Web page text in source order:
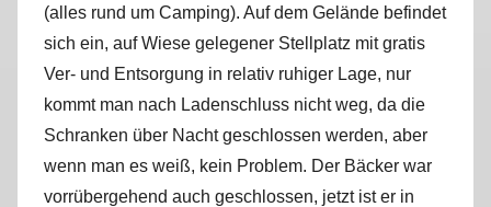
a
r
k
u
s
(alles rund um Camping). Auf dem Gelände befindet
sich ein, auf Wiese gelegener Stellplatz mit gratis
Ver- und Entsorgung in relativ ruhiger Lage, nur
kommt man nach Ladenschluss nicht weg, da die
Schranken über Nacht geschlossen werden, aber
wenn man es weiß, kein Problem. Der Bäcker war
vorrübergehend auch geschlossen, jetzt ist er in